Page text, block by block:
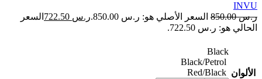
INVU
ر.س850.00 السعر الأصلي هو: ر.س 850.00. ر.س
السعر
الحالي هو: ر.س 722.50.
الألوان
Black
Black/Petrol
Red/Black